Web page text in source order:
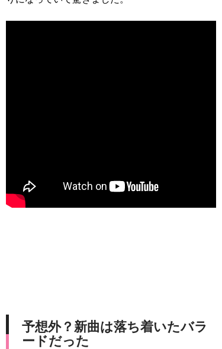
予想外？新曲は落ち着いたバラ
ードだった